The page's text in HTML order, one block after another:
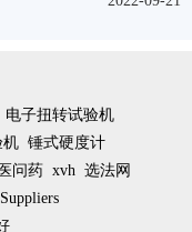
电子扭转试验机
机 锤式硬度计
问药 xvh 选法网
Suppliers